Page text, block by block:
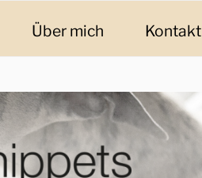
Über mich Kontakt